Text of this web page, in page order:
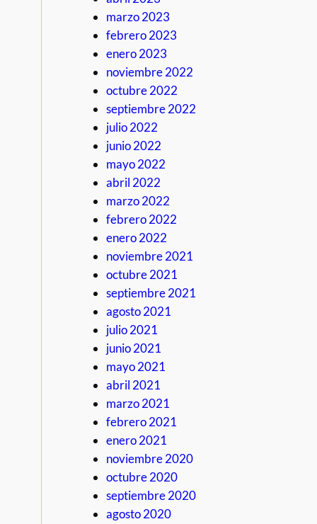
marzo 2023
febrero 2023
enero 2023
noviembre 2022
octubre 2022
septiembre 2022
julio 2022
junio 2022
mayo 2022
abril 2022
marzo 2022
febrero 2022
enero 2022
noviembre 2021
octubre 2021
septiembre 2021
agosto 2021
julio 2021
junio 2021
mayo 2021
abril 2021
marzo 2021
febrero 2021
enero 2021
noviembre 2020
octubre 2020
septiembre 2020
agosto 2020